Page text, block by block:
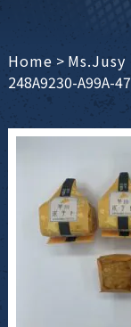
Home >
248A9230-A99A-